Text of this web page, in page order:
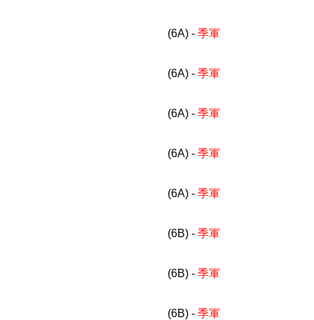
(6A) - 季軍
(6A) - 季軍
(6A) - 季軍
(6A) - 季軍
(6A) - 季軍
(6B) - 季軍
(6B) - 季軍
(6B) - 季軍